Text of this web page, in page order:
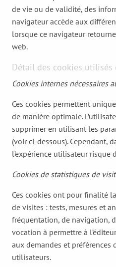
de vie ou de validité, des
navigateur accède aux
lorsque ce navigateur
web.
Détail des cookies
Cookies internes nécessaires
Ces cookies permettent
de manière optimale.
supprimer en utilisant les
(voir ci-dessous). Cependant,
l’expérience utilisateur risque
Cookies de statistiques de
Ces cookies ont pour finalité
de visites : tests, mesures et
fréquentation, de navigation,
vocation à permettre à
aux demandes et préférences
utilisateurs.